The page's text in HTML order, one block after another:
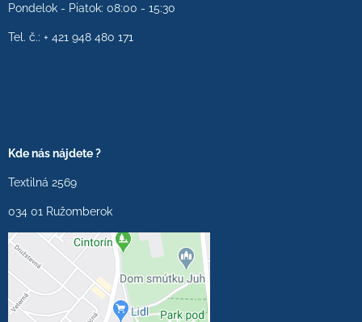
Pondelok - Piatok: 08:00 - 15:30
Tel. č.: + 421 948 480 171
Kde nás nájdete ?
Textilná 2569
034 01 Ružomberok
Externý obsah je
blokovaný Voľbami
súkromia